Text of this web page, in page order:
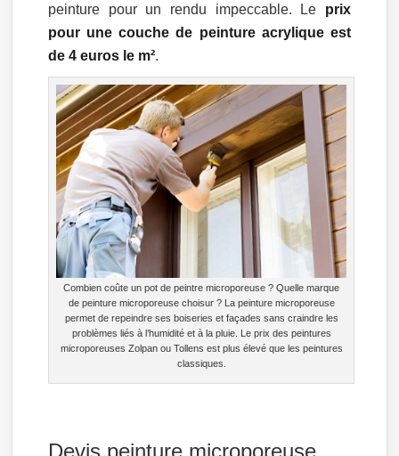
peinture pour un rendu impeccable. Le prix
pour une couche de peinture acrylique est
de 4 euros le m².
Combien coûte un pot de peintre microporeuse ? Quelle marque
de peinture microporeuse choisur ? La peinture microporeuse
permet de repeindre ses boiseries et façades sans craindre les
problèmes liés à l’humidité et à la pluie. Le prix des peintures
microporeuses Zolpan ou Tollens est plus élevé que les peintures
classiques.
Devis peinture microporeuse